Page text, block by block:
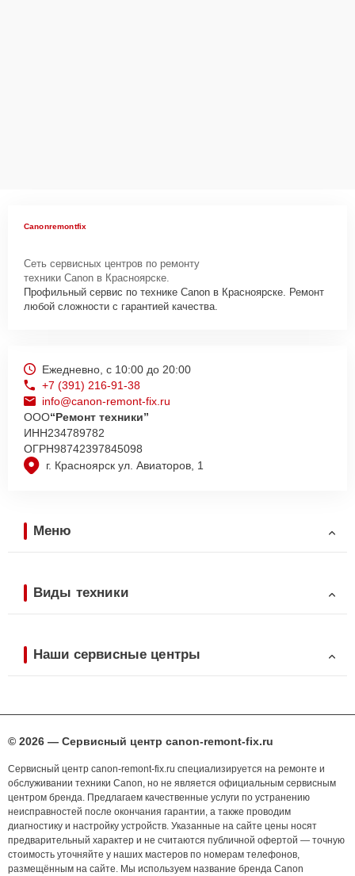
Canonremontfix
Сеть сервисных центров по ремонту
техники Canon в Красноярске.
Профильный сервис по технике Canon в Красноярске. Ремонт
любой сложности с гарантией качества.
г. Красноярск ул. Авиаторов, 1
Ежедневно, с 10:00 до 20:00
+7 (391) 216-91-38
info@canon-remont-fix.ru
ООО“Ремонт техники”
ИНН234789782
ОГРН98742397845098
Меню
Виды техники
Наши сервисные центры
© 2026 — Сервисный центр canon-remont-fix.ru
Сервисный центр canon-remont-fix.ru специализируется на ремонте и
обслуживании техники Canon, но не является официальным сервисным
центром бренда. Предлагаем качественные услуги по устранению
неисправностей после окончания гарантии, а также проводим
диагностику и настройку устройств. Указанные на сайте цены носят
предварительный характер и не считаются публичной офертой — точную
стоимость уточняйте у наших мастеров по номерам телефонов,
размещённым на сайте. Мы используем название бренда Canon